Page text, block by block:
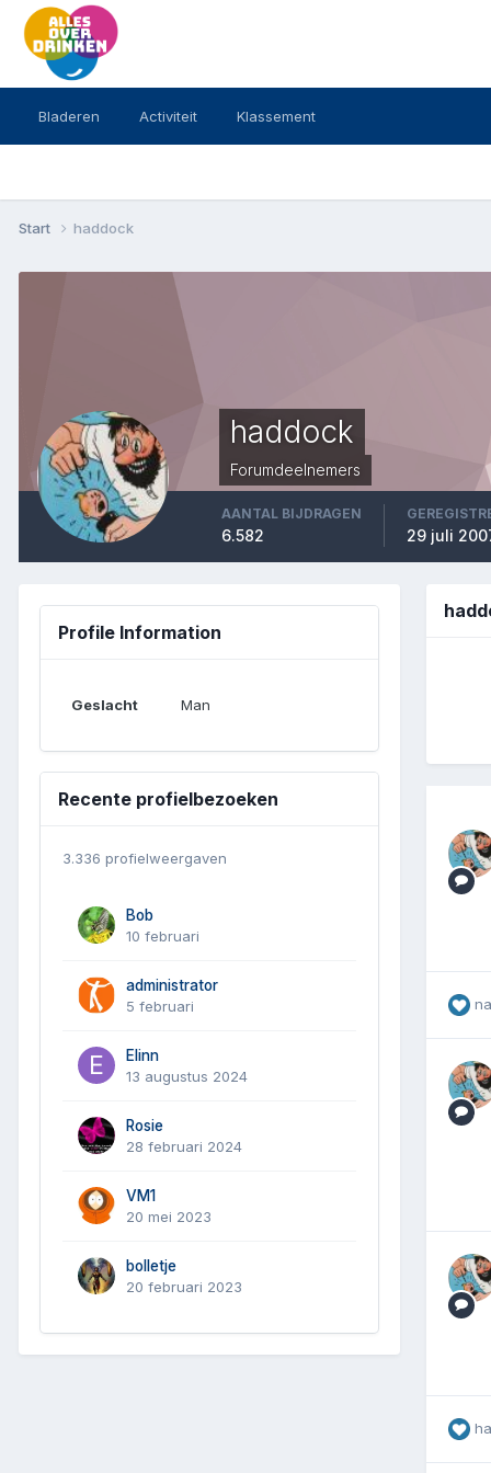
Bladeren Activiteit Klassement
Start haddock
haddock
Forumdeelnemers
AANTAL BIJDRAGEN
6.582 29 juli
Profile Information
Geslacht Man
Recente profielbezoeken
3.336 profielweergaven
Bob
10 februari
administrator
5 februari
Elinn
13 augustus 2024
Rosie
28 februari 2024
VM1
20 mei 2023
bolletje
20 februari 2023